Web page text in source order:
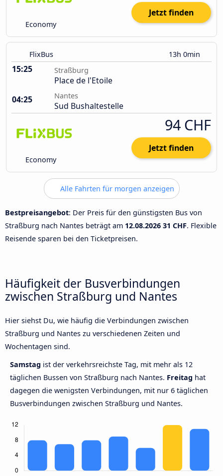
Economy
Jetzt finden
FlixBus 13h 0min
15:25 Straßburg
Place de l'Etoile
04:25
Nantes
Sud Bushaltestelle
Economy
94 CHF
Jetzt finden
Alle Fahrten für morgen anzeigen
Bestpreisangebot: Der Preis für den günstigsten Bus von
Straßburg nach Nantes beträgt am 12.08.2026 31 CHF. Flexible
Reisende sparen bei den Ticketpreisen.
Häufigkeit der Busverbindungen
zwischen Straßburg und Nantes
Hier siehst Du, wie häufig die Verbindungen zwischen
Straßburg und Nantes zu verschiedenen Zeiten und
Wochentagen sind.
Samstag ist der verkehrsreichste Tag, mit mehr als 12
täglichen Bussen von Straßburg nach Nantes. Freitag hat
dagegen die wenigsten Verbindungen, mit nur 6 täglichen
Busverbindungen zwischen Straßburg und Nantes.